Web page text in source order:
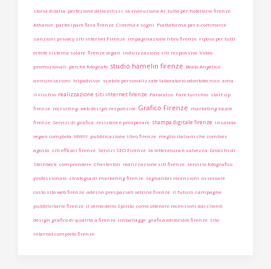
storia ditalia perfezione delle ellissi la rivoluzione AI tutto per hotellerie firenze
Athanor partecipare fiera firenze Cinema e sogni Piattaforma per e-commerce
sanzioni privacy siti internet Firenze impaginazione libro firenze riposo per tutti
orbite sistema solare firenze vegan indicizzazione siti responsive Video
promozionali perchè fotografo studio hamelin firenze Beato Angelico
annunciazioni tripadvisor scatole personalizzate laboratorio odontotecnico ama
il rischio realizzazione siti internet firenze Paracelso Fare turismo start up
firenze recruiting web design responsive Grafico Firenze marketing locale
firenze Servizi di grafica resistere e prosperare stampa digitale firenze insalata
vegan completa WWIII pubblicazione libro firenze meglio italiani che zombies
agosto siti efficaci firenze Servizi SEO Firenze la letteratura è salvezza Gnocchi di
Steinbeck comprendere Chesterton realizzazione siti firenze servizio fotografico
professionale strategia di marketing firenze segnalibri recensioni osservare
costo sito web firenze adesivi prespaziati vetrine firenze il futuro campagne
pubblicitarie firenze il vento dello Spirito come ottenere recensioni dai clienti
design grafico di qualità a firenze imballaggi grafica editoriale firenze sito
internet completo firenze